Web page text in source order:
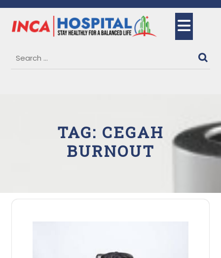
content
TAG: CEGAH
BURNOUT